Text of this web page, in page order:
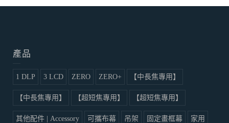
產品
1 DLP 3 LCD ZERO ZERO+ 【中長焦專用】
【中長焦專用】 【超短焦專用】 【超短焦專用】
其他配件 | Accessory 可攜布幕 吊架 固定畫框幕 家用